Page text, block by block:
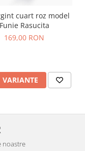
cuart roz model
Funie Rasucita
169,00 RON
VARIANTE
noastre